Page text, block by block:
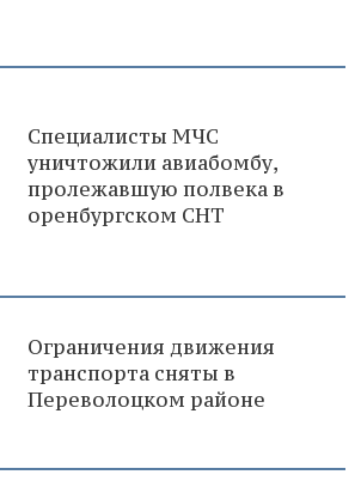
Специалисты МЧС
уничтожили авиабомбу,
пролежавшую полвека в
оренбургском СНТ
Ограничения движения
транспорта сняты в
Переволоцком районе